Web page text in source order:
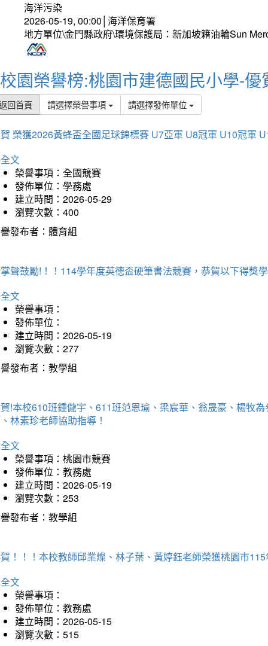
海洋污染
2026-05-19, 00:00│海洋保育署
地方單位\金門縣政府\環境保護局：新加坡籍油輪Sun
校園榮譽榜:桃園市建德國民小學-優
回首頁 請選擇榮譽事項 請選擇發佈單位
榮獲2026黃蜂盃全國足球錦標賽 U7亞軍 U8冠軍 U10冠軍
文
榮譽事項：全國競賽
發佈單位：學務處
建立時間：2026-05-29
瀏覽次數：400
發布者：體育組
聲鼓勵!！！114學年度英德盃硬筆書法競賽，恭賀以下得獎
文
榮譽事項：
發佈單位：
建立時間：2026-05-19
瀏覽次數：277
發布者：教學組
!本校610班鍾儱宇、611班范恩瑜、梁宸華、翁晟豪、楊牧
林素珍老師協助指導！
文
榮譽事項：桃園市競賽
發佈單位：教務處
建立時間：2026-05-19
瀏覽次數：253
發布者：教學組
！！！本校教師邱業燦、林子葉、黃婷鈺老師榮獲桃園市
文
榮譽事項：
發佈單位：教務處
建立時間：2026-05-15
瀏覽次數：515